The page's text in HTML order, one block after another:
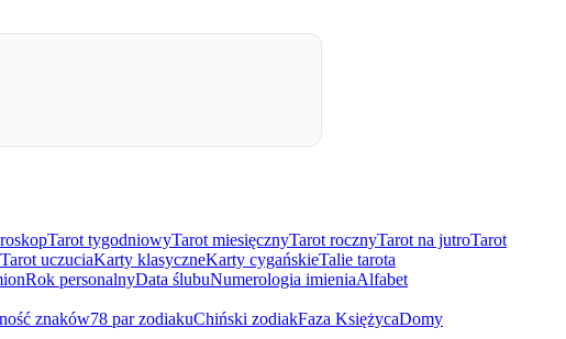
Tarot tygodniowyTarot miesięcznyTarot rocznyTarot na jutroTarot
Tarot uczuciaKarty klasyczneKarty cygańskieTalie tarota
Rok personalnyData ślubuNumerologia imieniaAlfabet
znaków78 par zodiakuChiński zodiakFaza KsiężycaDomy